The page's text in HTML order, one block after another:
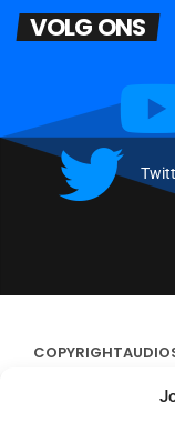
VOLG ONS
COPYRIGHT